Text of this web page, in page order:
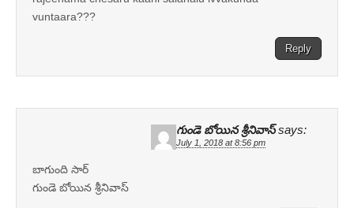
vuntaara???
Reply
గుండె బోయిన శ్రీనివాస్ says:
July 1, 2018 at 8:56 pm
బాగుంది సార్
గుండె బోయిన శ్రీనివాస్